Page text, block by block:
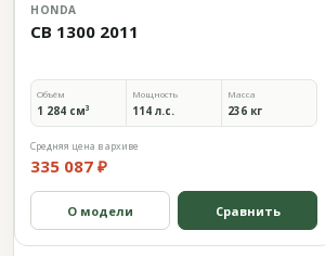
HONDA
CB 1300 2011
Объём
1 284 см³
Мощность
114 л.с.
Масса
236 кг
Средняя цена в архиве
335 087 ₽
О модели Сравнить